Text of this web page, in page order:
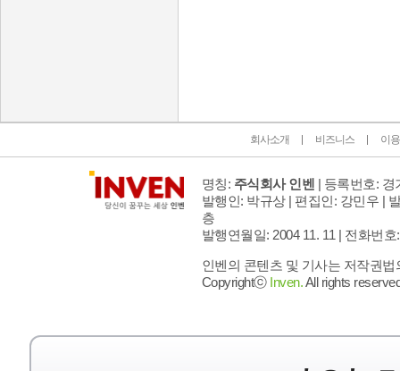
회사소개 비즈니스 이
명칭: 주식회사 인벤 | 등록번호: 경
발행인: 박규상 | 편집인: 강민우 |
층
발행연월일: 2004 11. 11 | 전화번호
인벤의 콘텐츠 및 기사는 저작권
Copyrightⓒ Inven.All rights